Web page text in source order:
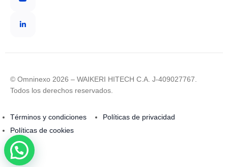
© Omninexo 2026 – WAIKERI HITECH C.A. J-409027767.
Todos los derechos reservados.
Términos y condiciones
Políticas de privacidad
Políticas de cookies